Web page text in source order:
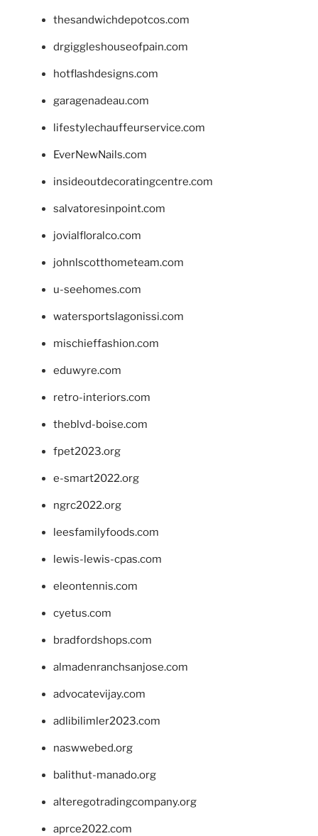
thesandwichdepotcos.com
drgiggleshouseofpain.com
hotflashdesigns.com
garagenadeau.com
lifestylechauffeurservice.com
EverNewNails.com
insideoutdecoratingcentre.com
salvatoresinpoint.com
jovialfloralco.com
johnlscotthometeam.com
u-seehomes.com
watersportslagonissi.com
mischieffashion.com
eduwyre.com
retro-interiors.com
theblvd-boise.com
fpet2023.org
e-smart2022.org
ngrc2022.org
leesfamilyfoods.com
lewis-lewis-cpas.com
eleontennis.com
cyetus.com
bradfordshops.com
almadenranchsanjose.com
advocatevijay.com
adlibilimler2023.com
naswwebed.org
balithut-manado.org
alteregotradingcompany.org
aprce2022.com